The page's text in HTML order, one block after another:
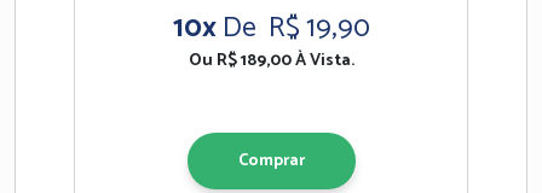
10xDe R$ 19,90
Ou R$ 189,00 À Vista.
Comprar